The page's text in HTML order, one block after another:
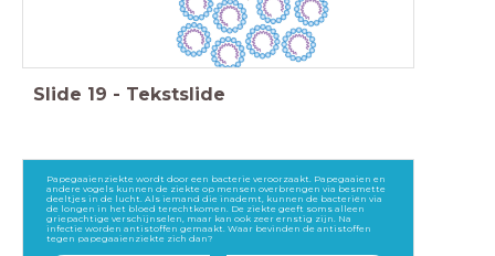
Slide 19 - Tekstslide
Papegaaienziekte wordt door een bacterie veroorzaakt. Papegaaien en
andere vogels kunnen de ziekte op mensen overbrengen via besmette
deeltjes in de lucht. Als iemand die inademt, kunnen de bacteriën via
de longen in het bloed terechtkomen. De ziekte geeft soms alleen
griepachtige verschijnselen, maar kan ook zeer ernstig zijn. Na
infectie worden antistoffen gemaakt. Waar bevinden de antistoffen
tegen papegaaienziekte zich dan?